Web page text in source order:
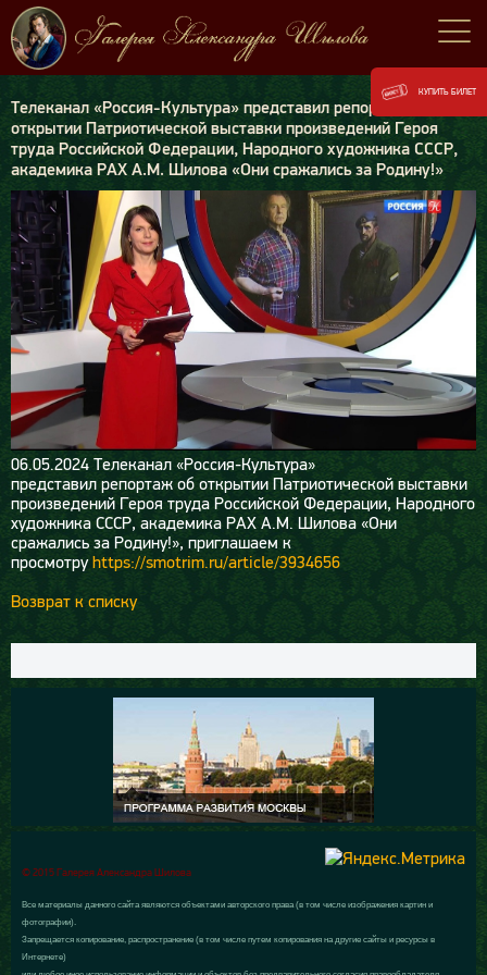
Телеканал «Россия-Культура» представил репортаж об
открытии Патриотической выставки произведений Героя
труда Российской Федерации, Народного художника СССР,
академика РАХ А.М. Шилова «Они сражались за Родину!»
06.05.2024 Телеканал «Россия-Культура»
представил репортаж об открытии Патриотической выставки
произведений Героя труда Российской Федерации, Народного
художника СССР, академика РАХ А.М. Шилова «Они
сражались за Родину!», приглашаем к
просмотруhttps://smotrim.ru/article/3934656
Возврат к списку
© 2015 Галерея Александра Шилова
Все материалы данного сайта являются объектами авторского права (в том числе изображения картин и
фотографии).
Запрещается копирование, распространение (в том числе путем копирования на другие сайты и ресурсы в
Интернете)
КУПИТЬ БИЛЕТ